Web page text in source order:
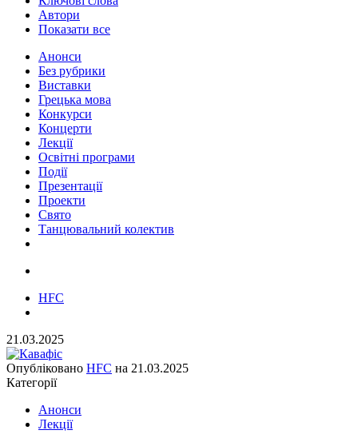
Автори
Показати все
Анонси
Без рубрики
Виставки
Грецька мова
Конкурси
Концерти
Лекції
Освітні програми
Події
Презентації
Проекти
Свято
Танцювальний колектив
HFC
21.03.2025
Опубліковано HFC на 21.03.2025
Категорії
Анонси
Лекції